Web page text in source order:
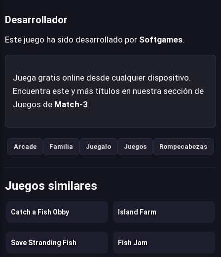
Desarrollador
Este juego ha sido desarrollado por Softgames.
Juega gratis online desde cualquier dispositivo.
Encuentra este y más títulos en nuestra sección de
Juegos de Match-3.
Arcade Familia Juegalo Juegos Rompecabezas
Juegos similares
Catch a Fish Obby Island Farm
Save Stranding Fish Fish Jam